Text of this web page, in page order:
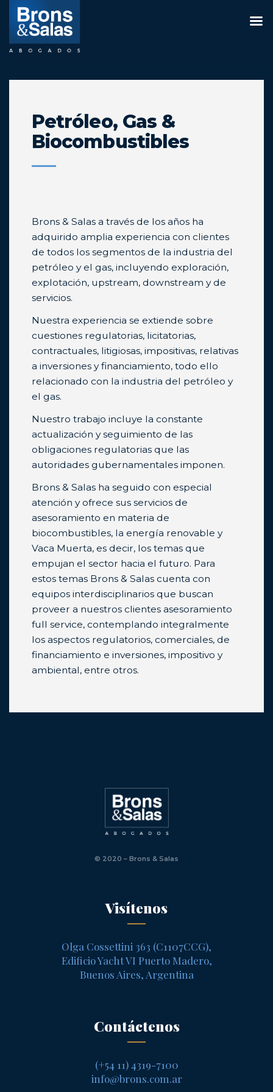
Saltar
contenido
Petróleo, Gas &
Biocombustibles
Brons & Salas a través de los años ha
adquirido amplia experiencia con clientes
de todos los segmentos de la industria del
petróleo y el gas, incluyendo exploración,
explotación, upstream, downstream y de
servicios.
Nuestra experiencia se extiende sobre
cuestiones regulatorias, licitatorias,
contractuales, litigiosas, impositivas, relativas
a inversiones y financiamiento, todo ello
relacionado con la industria del petróleo y
el gas.
Nuestro trabajo incluye la constante
actualización y seguimiento de las
obligaciones regulatorias que las
autoridades gubernamentales imponen.
Brons & Salas ha seguido con especial
atención y ofrece sus servicios de
asesoramiento en materia de
biocombustibles, la energía renovable y
Vaca Muerta, es decir, los temas que
empujan el sector hacia el futuro. Para
estos temas Brons & Salas cuenta con
equipos interdisciplinarios que buscan
proveer a nuestros clientes asesoramiento
full service, contemplando integralmente
los aspectos regulatorios, comerciales, de
financiamiento e inversiones, impositivo y
ambiental, entre otros.
© 2020 – Brons & Salas
Visítenos
Olga Cossettini 363 (C1107CCG),
Edificio Yacht VI Puerto Madero,
Buenos Aires, Argentina
Contáctenos
(+54 11) 4319-7100
info@brons.com.ar